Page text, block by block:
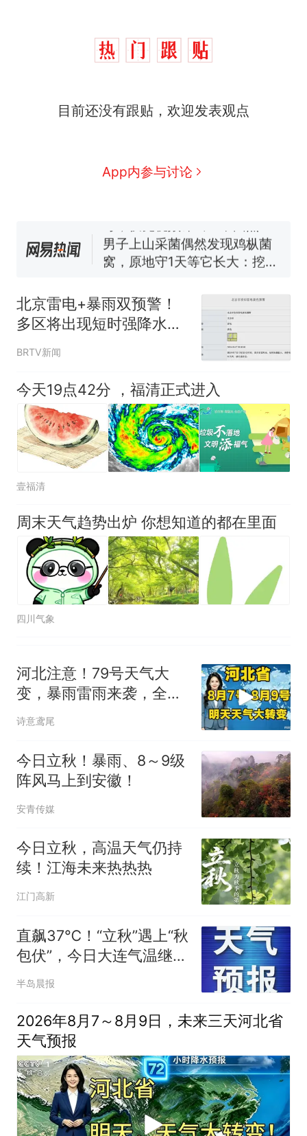
目前还没有跟贴，欢迎发表观点
App内参与讨论
人生
新 制裁瓜子饺子，美国怕什
么？
协会回应
男子上山采菌偶然发现鸡枞菌
窝，原地守1天等它长大：挖了
回大海 目击者直呼震惊 （视频
来源：参考消息）
笔试第一被第二名传话劝弃考
官方通报
那个在床头放菜刀的女孩，
人生
北京雷电+暴雨双预警！
多区将出现短时强降水，
具体时段——
BRTV新闻
今天19点42分 ，福清正式进入
壹福清
周末天气趋势出炉 你想知道的都在里面
四川气象
河北注意！79号天气大
变，暴雨雷雨来袭，全省
老乡留心！
诗意鸢尾
今日立秋！暴雨、8～9级
阵风马上到安徽！
安青传媒
今日立秋，高温天气仍持
续！江海未来热热热
江门高新
直飙37℃！“立秋”遇上“秋
包伏”，今日大连气温继续
冲高
半岛晨报
2026年8月7～8月9日，未来三天河北省
天气预报